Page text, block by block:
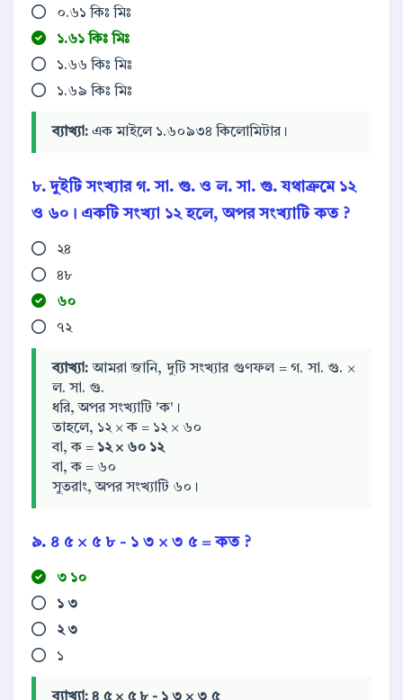
০.৬১ কিঃ মিঃ
১.৬১ কিঃ মিঃ
১.৬৬ কিঃ মিঃ
১.৬৯ কিঃ মিঃ
ব্যাখ্যা: এক মাইলে ১.৬০৯৩৪ কিলোমিটার।
৮. দুইটি সংখ্যার গ. সা. গু. ও ল. সা. গু. যথাক্রমে ১২
ও ৬০। একটি সংখ্যা ১২ হলে, অপর সংখ্যাটি কত ?
২৪
৪৮
৬০
৭২
ব্যাখ্যা: আমরা জানি, দুটি সংখ্যার গুণফল = গ. সা. গু. ×
ল. সা. গু.
ধরি, অপর সংখ্যাটি 'ক'।
তাহলে, ১২ × ক = ১২ × ৬০
বা, ক = ১২ × ৬০ ১২
বা, ক = ৬০
সুতরাং, অপর সংখ্যাটি ৬০।
৯. ৪ ৫ × ৫ ৮ - ১ ৩ × ৩ ৫ =কত ?
৩ ১০
১ ৩
২৩
১